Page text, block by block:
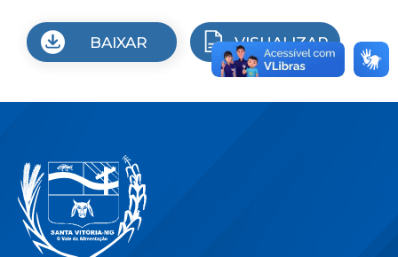
BAIXAR VISUALIZAR